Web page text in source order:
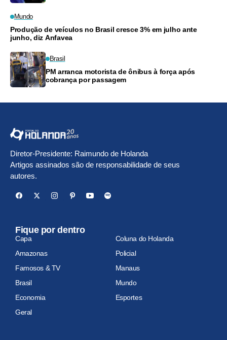
Mundo
Produção de veículos no Brasil cresce 3% em julho ante
junho, diz Anfavea
Brasil
PM arranca motorista de ônibus à força após
cobrança por passagem
Diretor-Presidente: Raimundo de Holanda
Artigos assinados são de responsabilidade de seus
autores.
Fique por dentro
Capa
Coluna do Holanda
Amazonas
Policial
Famosos & TV
Manaus
Brasil
Mundo
Economia
Esportes
Geral